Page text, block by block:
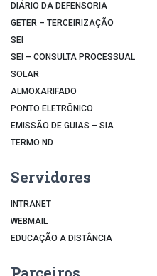
DIÁRIO DA DEFENSORIA
GETER – TERCEIRIZAÇÃO
SEI
SEI – CONSULTA PROCESSUAL
SOLAR
ALMOXARIFADO
PONTO ELETRÔNICO
EMISSÃO DE GUIAS – SIA
TERMO ND
Servidores
INTRANET
WEBMAIL
EDUCAÇÃO A DISTÂNCIA